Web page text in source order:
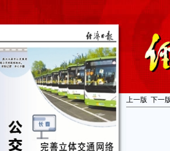
上一版 下一